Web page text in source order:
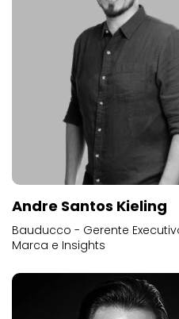
Andre Santos Kieling
Bauducco - Gerente
Marca e Insights